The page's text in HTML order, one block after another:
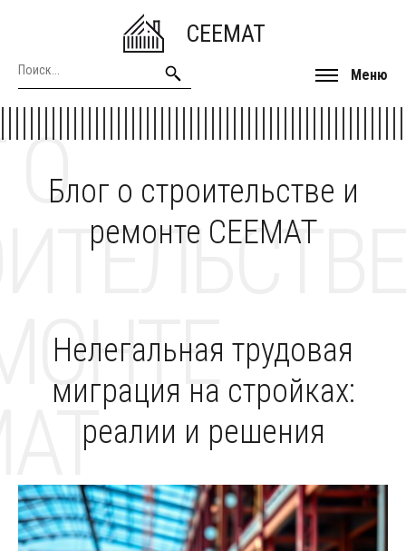
CEEMAT
Меню
Блог о строительстве и
ремонте CEEMAT
О
Нелегальная трудовая
миграция на стройках:
реалии и решения